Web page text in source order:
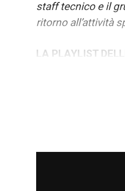
staff tecnico e il
ritorno all’attività
LA PLAYLIST